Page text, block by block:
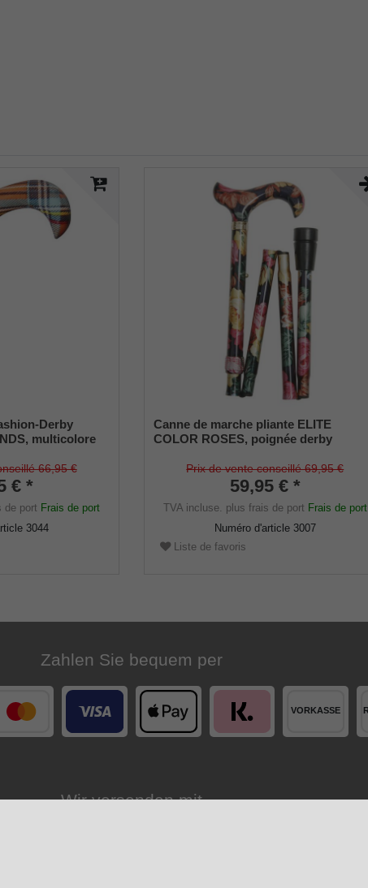
Derby
multicolore
hauteur
en caoutchouc.
66,95 €
€ *
de port Frais de port
3044
Canne de marche pliante ELITE
COLOR ROSES, poignée derby
motif floral de roses, montée sur une
canne en métal léger solide, réglable
en hauteur, pliable, amortisseur inclus.
Prix de vente conseillé 69,95 €
59,95 € *
TVA incluse. plus frais de port Frais de port
Numéro d'article 3007
Liste de favoris
Zahlen Sie bequem per
Wir versenden mit